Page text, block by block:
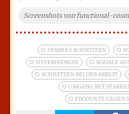
Screenshots von functional-
STARKES SCHWITZEN
HYPERHIDROSE
SOZIALE
SCHWITZEN BEI DER ARBEIT
UMGANG MIT
PRODUKTE GEGEN